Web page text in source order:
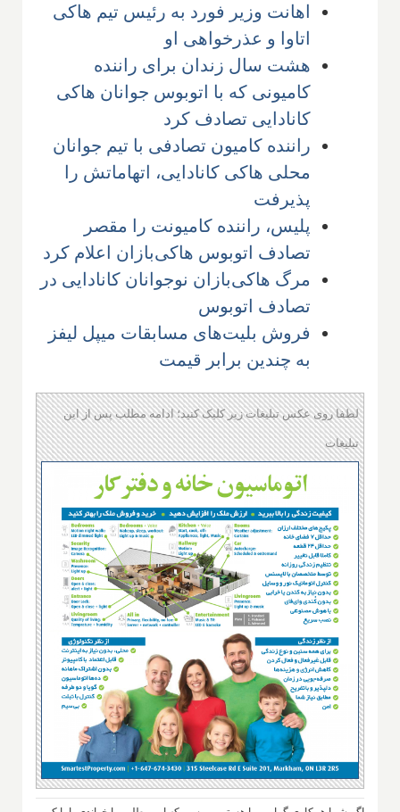
اهانت وزیر فورد به رئیس تیم هاکی
اتاوا و عذرخواهی او
هشت سال زندان برای راننده
کامیونی که با اتوبوس جوانان هاکی
کانادایی تصادف کرد
راننده کامیون تصادفی با تیم جوانان
محلی هاکی کانادایی، اتهاماتش را
پذیرفت
پلیس، راننده‌ کامیونت را مقصر
تصادف اتوبوس هاکی‌بازان اعلام کرد
مرگ هاکی‌بازان نوجوانان کانادایی در
تصادف اتوبوس
فروش بلیت‌های مسابقات میپل لیفز
به چندین برابر قیمت
لطفا روی عکس تبلیغات زیر کلیک کنید؛ ادامه مطلب پس از این
تبلیغات